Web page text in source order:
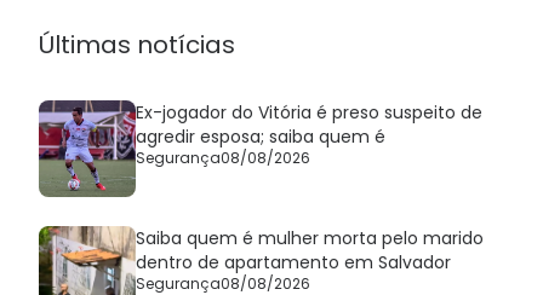
Últimas notícias
Ex-jogador do Vitória é preso suspeito de
agredir esposa; saiba quem é
Segurança08/08/2026
Saiba quem é mulher morta pelo marido
dentro de apartamento em Salvador
Segurança08/08/2026